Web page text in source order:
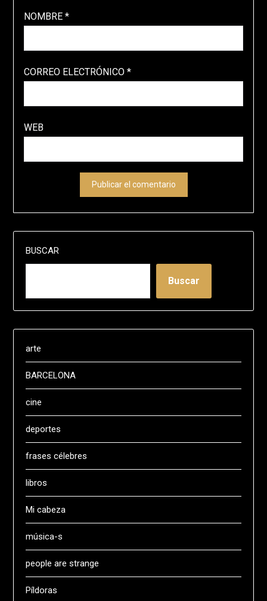
NOMBRE *
CORREO ELECTRÓNICO *
WEB
BUSCAR
Buscar
arte
BARCELONA
cine
deportes
frases célebres
libros
Mi cabeza
música-s
people are strange
Píldoras